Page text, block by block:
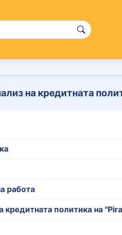
на кредитната
работа
кредитната политика на